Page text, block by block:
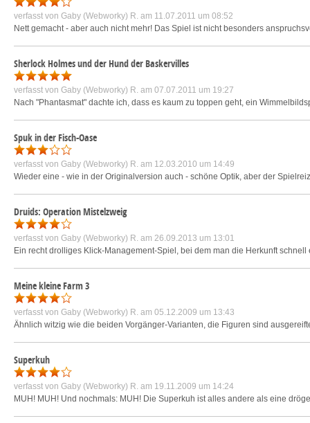
verfasst von Gaby (Webworky) R. am 11.07.2011 um 08:52
Nett gemacht - aber auch nicht mehr! Das Spiel ist nicht besonders
Sherlock Holmes und der Hund der Baskervilles
verfasst von Gaby (Webworky) R. am 07.07.2011 um 19:27
Nach "Phantasmat" dachte ich, dass es kaum zu toppen geht, ein
Spuk in der Fisch-Oase
verfasst von Gaby (Webworky) R. am 12.03.2010 um 14:49
Wieder eine - wie in der Originalversion auch - schöne Optik, aber der
Druids: Operation Mistelzweig
verfasst von Gaby (Webworky) R. am 26.09.2013 um 13:01
Ein recht drolliges Klick-Management-Spiel, bei dem man die Herkunft
Meine kleine Farm 3
verfasst von Gaby (Webworky) R. am 05.12.2009 um 13:43
Ähnlich witzig wie die beiden Vorgänger-Varianten, die Figuren sind
Superkuh
verfasst von Gaby (Webworky) R. am 19.11.2009 um 14:24
MUH! MUH! Und nochmals: MUH! Die Superkuh ist alles andere als eine